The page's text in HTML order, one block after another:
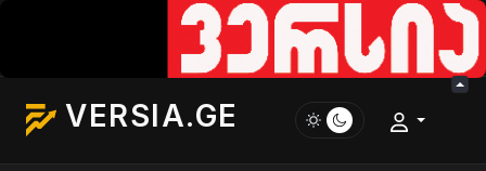
VERSIA.GE